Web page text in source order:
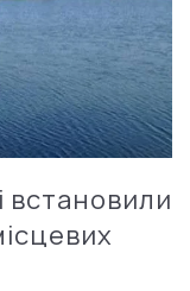
встановили